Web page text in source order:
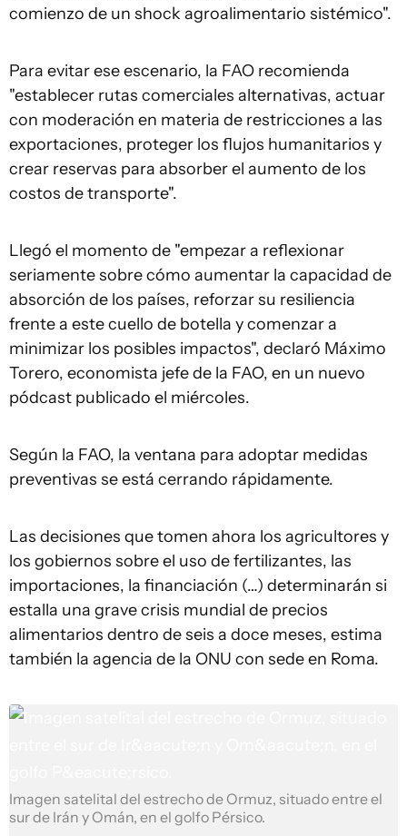
comienzo de un shock agroalimentario sistémico".
Para evitar ese escenario, la FAO recomienda
"establecer rutas comerciales alternativas, actuar
con moderación en materia de restricciones a las
exportaciones, proteger los flujos humanitarios y
crear reservas para absorber el aumento de los
costos de transporte".
Llegó el momento de "empezar a reflexionar
seriamente sobre cómo aumentar la capacidad de
absorción de los países, reforzar su resiliencia
frente a este cuello de botella y comenzar a
minimizar los posibles impactos", declaró Máximo
Torero, economista jefe de la FAO, en un nuevo
pódcast publicado el miércoles.
Según la FAO, la ventana para adoptar medidas
preventivas se está cerrando rápidamente.
Las decisiones que tomen ahora los agricultores y
los gobiernos sobre el uso de fertilizantes, las
importaciones, la financiación (…) determinarán si
estalla una grave crisis mundial de precios
alimentarios dentro de seis a doce meses, estima
también la agencia de la ONU con sede en Roma.
Imagen satelital del estrecho de Ormuz, situado entre el
sur de Irán y Omán, en el golfo Pérsico.